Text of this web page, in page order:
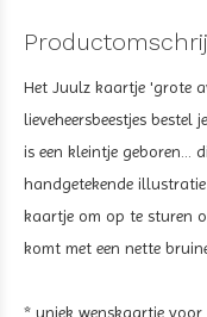
Het Juulz kaartje 'grote
lieveheersbeestjes bestel
is een kleintje geboren...
handgetekende illustratie
kaartje om op te sturen
komt met een nette
* uniek wenskaartje